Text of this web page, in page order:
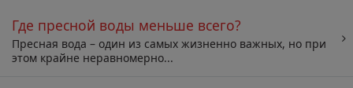
Где пресной воды меньше всего?
Пресная вода – один из самых жизненно важных, но при
этом крайне неравномерно...